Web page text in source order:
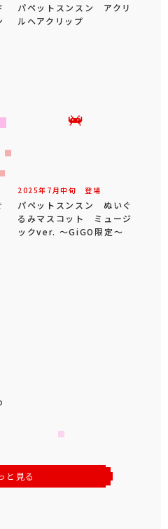
パペットスンスン アクリ
ルヘアクリップ
2025年 7 月中旬 登場
パペットスンスン ぬいぐ
るみマスコット ミュージ
ックver. ～GiGO限定～
と見る